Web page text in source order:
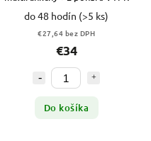
do 48 hodín (>5 ks)
€27,64 bez DPH
€34
Do košíka